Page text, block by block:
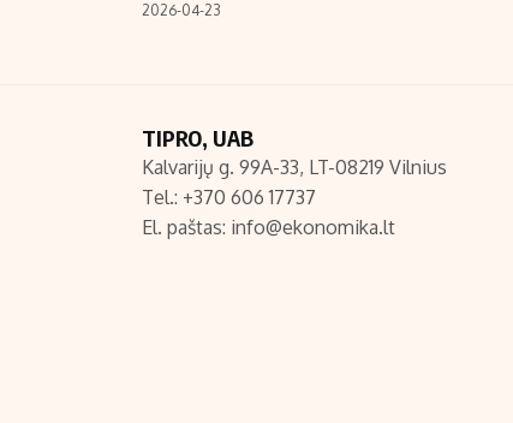
2026-04-23
TIPRO, UAB
Kalvarijų g. 99A-33, LT-08219 Vilnius
Tel.: +370 606 17737
El. paštas: info@ekonomika.lt